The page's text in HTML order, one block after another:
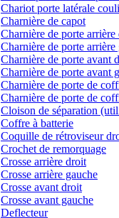
Chariot porte latérale
Charnière de capot
Charnière de porte arrière
Charnière de porte arrière
Charnière de porte avant
Charnière de porte avant
Charnière de porte de
Charnière de porte de
Cloison de séparation
Coffre à batterie
Coquille de rétroviseur
Crochet de remorquage
Crosse arrière droit
Crosse arrière gauche
Crosse avant droit
Crosse avant gauche
Deflecteur